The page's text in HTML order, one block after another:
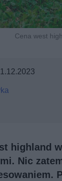
Cena west
highland
Nic